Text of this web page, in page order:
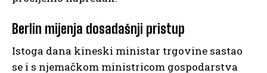
Berlin mijenja dosadašnji pristup
Istoga dana kineski ministar trgovine sastao
se i s njemačkom ministricom gospodarstva